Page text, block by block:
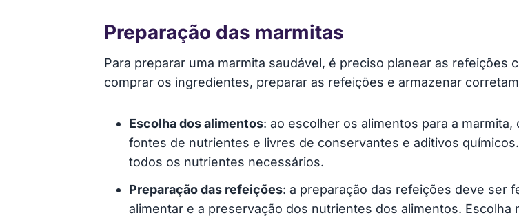
Preparação das marmitas
Para preparar uma marmita saudável, é preciso planear as
comprar os ingredientes, preparar as refeições e armazenar
Escolha dos alimentos: ao escolher os alimentos para a
fontes de nutrientes e livres de conservantes e aditivos
todos os nutrientes necessários.
Preparação das refeições: a preparação das refeições deve ser
alimentar e a preservação dos nutrientes dos alimentos.